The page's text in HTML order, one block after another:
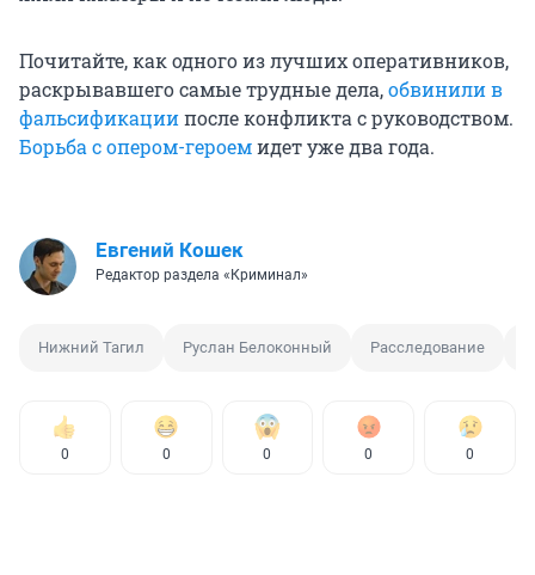
Почитайте, как одного из лучших оперативников,
раскрывавшего самые трудные дела,обвинили в
фальсификациипосле конфликта с руководством.
Борьба с опером-героемидет уже два года.
Евгений Кошек
Редактор раздела «Криминал»
Нижний Тагил Руслан Белоконный Расследование
0 0 0 0 0